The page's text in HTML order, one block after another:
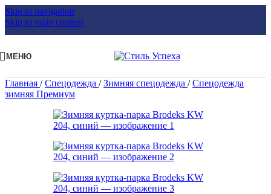
Skip to navigation
Skip to main content
МЕНЮ
Главная / Спецодежда / Зимняя спецодежда / Спецодежда
зимняя Премиум